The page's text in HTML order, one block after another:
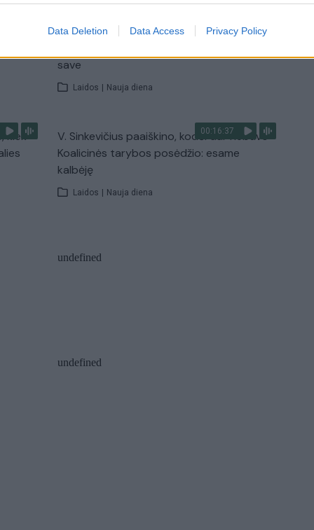
Data Deletion Data Access Privacy Policy
00:11:27
Lietuvos pasiruošimą pavojams neigiamai
save
Laidos | Nauja diena
kiek
00:16:37
V. Sinkevičius paaiškino, kodėl dar nebuvo
Koalicinės tarybos posėdžio: esame
kalbėję
Laidos | Nauja diena